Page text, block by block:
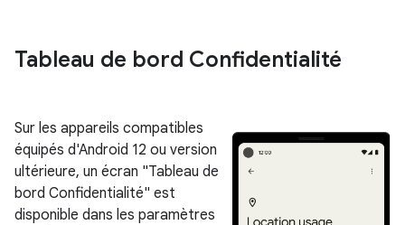
Tableau de bord Confidentialité
Sur les appareils compatibles
équipés d'Android 12 ou version
ultérieure, un écran "Tableau de
bord Confidentialité" est
disponible dans les paramètres